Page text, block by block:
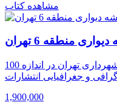
مشاهده کتاب
منطقه 6 تهران
نقشه منطقه 6 شهرداری تهران در اندازه 100x70 سانتی‌متر و در
1,900,000